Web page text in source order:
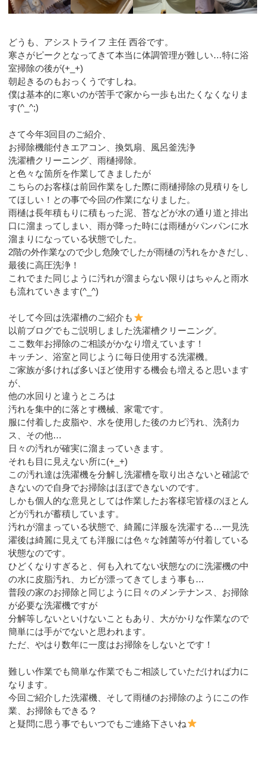
どうも、アシストライフ 主任 西谷です。
寒さがピークとなってきて本当に体調管理が難しい…特に浴
室掃除の後が(+_+)
朝起きるのもおっくうですしね。
僕は基本的に寒いのが苦手で家から一歩も出たくなくなりま
す(^_^;)
さて今年3回目のご紹介、
お掃除機能付きエアコン、換気扇、風呂釜洗浄
洗濯槽クリーニング、雨樋掃除。
と色々な箇所を作業してきましたが
こちらのお客様は前回作業をした際に雨樋掃除の見積りをし
てほしい！との事で今回の作業になりました。
雨樋は長年積もりに積もった泥、苔などが水の通り道と排出
口に溜まってしまい、雨が降った時には雨樋がパンパンに水
溜まりになっている状態でした。
2階の外作業なので少し危険でしたが雨樋の汚れをかきだし、
最後に高圧洗浄！
これでまた同じように汚れが溜まらない限りはちゃんと雨水
も流れていきます(^_^)
そして今回は洗濯槽のご紹介も
以前ブログでもご説明しました洗濯槽クリーニング。
ここ数年お掃除のご相談がかなり増えています！
キッチン、浴室と同じように毎日使用する洗濯機。
ご家族が多ければ多いほど使用する機会も増えると思います
が、
他の水回りと違うところは
汚れを集中的に落とす機械、家電です。
服に付着した皮脂や、水を使用した後のカビ汚れ、洗剤カ
ス、その他…
日々の汚れが確実に溜まっていきます。
それも目に見えない所に(+_+)
この汚れ達は洗濯機を分解し洗濯槽を取り出さないと確認で
きないので自身でお掃除はほぼできないのです。
しかも個人的な意見としては作業したお客様宅皆様のほとん
どが汚れが蓄積しています。
汚れが溜まっている状態で、綺麗に洋服を洗濯する…一見洗
濯後は綺麗に見えても洋服には色々な雑菌等が付着している
状態なのです。
ひどくなりすぎると、何も入れてない状態なのに洗濯機の中
の水に皮脂汚れ、カビが漂ってきてしまう事も…
普段の家のお掃除と同じように日々のメンテナンス、お掃除
が必要な洗濯機ですが
分解等しないといけないこともあり、大がかりな作業なので
簡単には手がでないと思われます。
ただ、やはり数年に一度はお掃除をしないとです！
難しい作業でも簡単な作業でもご相談していただければ力に
なります。
今回ご紹介した洗濯機、そして雨樋のお掃除のようにこの作
業、お掃除もできる？
と疑問に思う事でもいつでもご連絡下さいね